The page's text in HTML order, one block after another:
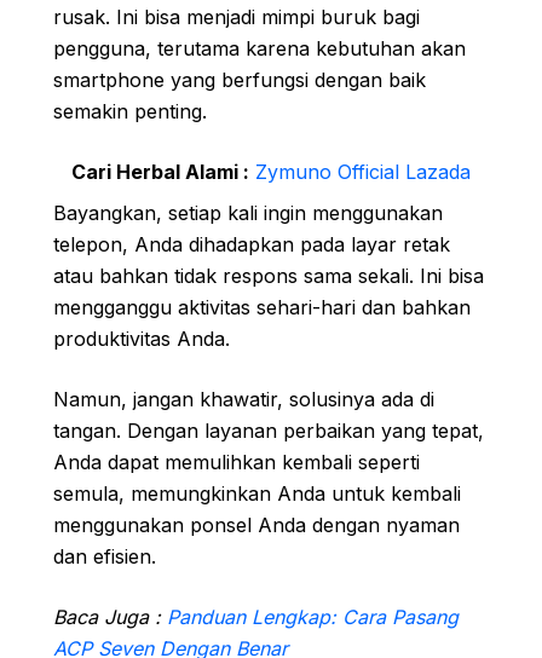
rusak. Ini bisa menjadi mimpi buruk bagi
pengguna, terutama karena kebutuhan akan
smartphone yang berfungsi dengan baik
semakin penting.
Cari Herbal Alami : Zymuno Official Lazada
Bayangkan, setiap kali ingin menggunakan
telepon, Anda dihadapkan pada layar retak
atau bahkan tidak respons sama sekali. Ini bisa
mengganggu aktivitas sehari-hari dan bahkan
produktivitas Anda.
Namun, jangan khawatir, solusinya ada di
tangan. Dengan layanan perbaikan yang tepat,
Anda dapat memulihkan kembali seperti
semula, memungkinkan Anda untuk kembali
menggunakan ponsel Anda dengan nyaman
dan efisien.
Baca Juga : Panduan Lengkap: Cara Pasang
ACP Seven Dengan Benar